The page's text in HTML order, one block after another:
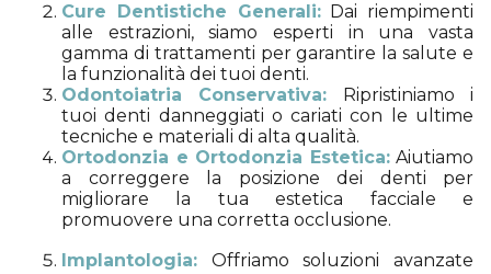
Cure Dentistiche Generali:Dai riempimenti
alle estrazioni, siamo esperti in una vasta
gamma di trattamenti per garantire la salute e
la funzionalità dei tuoi denti.
Odontoiatria Conservativa: Ripristiniamo i
tuoi denti danneggiati o cariati con le ultime
tecniche e materiali di alta qualità.
Ortodonzia e Ortodonzia Estetica:Aiutiamo
a correggere la posizione dei denti per
migliorare la tua estetica facciale e
promuovere una corretta occlusione.
Implantologia: Offriamo soluzioni avanzate